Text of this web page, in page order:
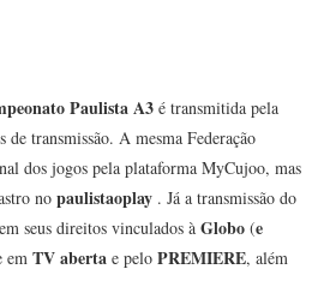
Paulista A3é transmitida pela
de transmissão. A mesma Federação
dos jogos pela plataforma MyCujoo, mas
nopaulistaoplay . Já a transmissão do
seus direitos vinculados àGlobo (e
emTV aberta e peloPREMIERE, além